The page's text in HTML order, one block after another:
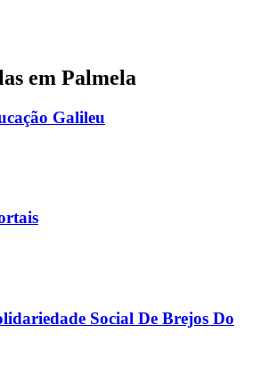
em Palmela
Galileu
Social De Brejos Do